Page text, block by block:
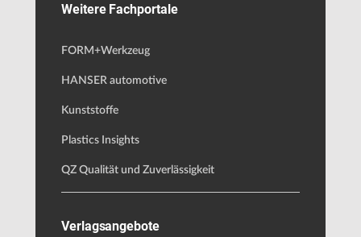
Weitere Fachportale
FORM+Werkzeug
HANSER automotive
Kunststoffe
Plastics Insights
QZ Qualität und Zuverlässigkeit
Verlagsangebote